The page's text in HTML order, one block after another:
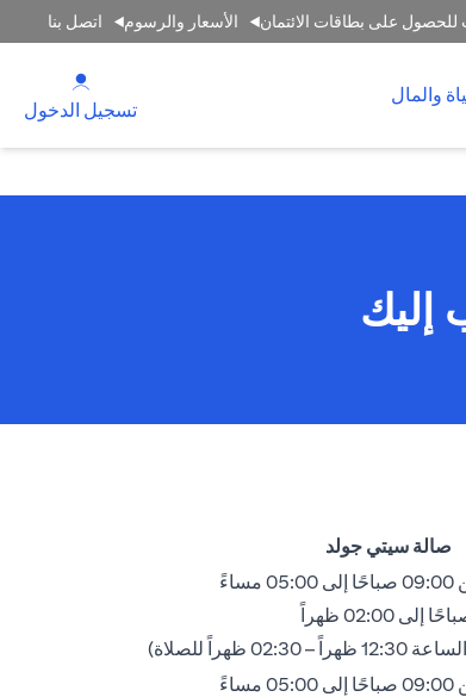
على بطاقات الائتمان الأسعار والرسوم اتصل بنا
والمال
تسجيل الدخول
إليك
صالة سيتي جولد
ظهراً للصلاة)